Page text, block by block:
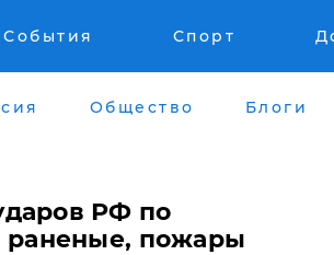
События Спорт
Общество Блоги
РФ по
раненые, пожары